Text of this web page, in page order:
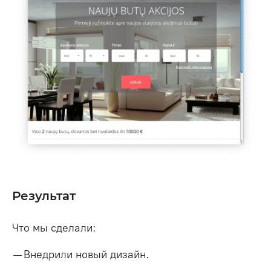
Результат
Что мы сделали:
— Внедрили новый дизайн.